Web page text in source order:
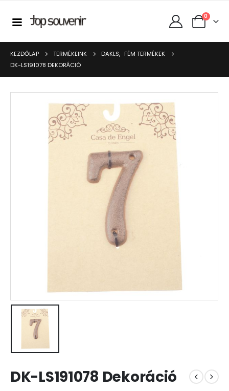
0
KEZDŐLAP TERMÉKEINK DAKLS, FÉM TERMÉKEK
DK-LS191078 DEKORÁCIÓ
DK-LS191078 Dekoráció